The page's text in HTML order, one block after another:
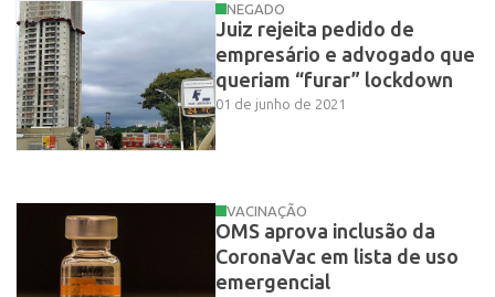
NEGADO
Juiz rejeita pedido de
empresário e advogado que
queriam “furar” lockdown
01 de junho de 2021
VACINAÇÃO
OMS aprova inclusão da
CoronaVac em lista de uso
emergencial